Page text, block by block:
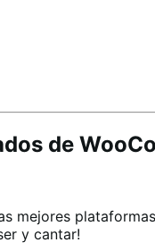
de
mejores
y cantar!